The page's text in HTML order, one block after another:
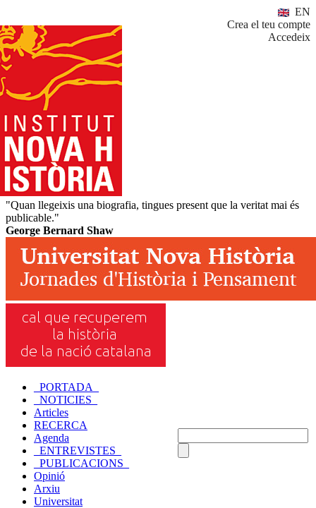
EN
Crea el teu compte
Accedeix
"Quan llegeixis una biografia, tingues present que la veritat mai és
publicable."
George Bernard Shaw
_PORTADA_
_NOTICIES_
Articles
RECERCA
Agenda
_ENTREVISTES_
_PUBLICACIONS_
Opinió
Arxiu
Universitat